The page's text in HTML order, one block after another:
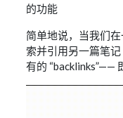
的功能
简单地说，当我们
索并引用另一篇笔
有的 “backlinks”——